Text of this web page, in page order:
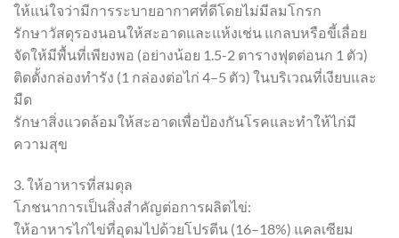
ให้แน่ใจว่ามีการระบายอากาศที่ดีโดยไม่มีลมโกรก
รักษาวัสดุรองนอนให้สะอาดและแห้งเช่น แกลบหรือขี้เลื่อย
จัดให้มีพื้นที่เพียงพอ (อย่างน้อย 1.5-2 ตารางฟุตต่อนก 1 ตัว)
ติดตั้งกล่องทำรัง (1 กล่องต่อไก่ 4–5 ตัว) ในบริเวณที่เงียบและ
มืด
รักษาสิ่งแวดล้อมให้สะอาดเพื่อป้องกันโรคและทำให้ไก่มี
ความสุข
3. ให้อาหารที่สมดุล
โภชนาการเป็นสิ่งสำคัญต่อการผลิตไข่:
ให้อาหารไก่ไข่ที่อุดมไปด้วยโปรตีน (16–18%) แคลเซียม